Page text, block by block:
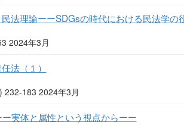
法理論ーーSDGsの時代における民法学の
2024年3月
法（１）
232-183 2024年3月
実体と属性という視点からーー